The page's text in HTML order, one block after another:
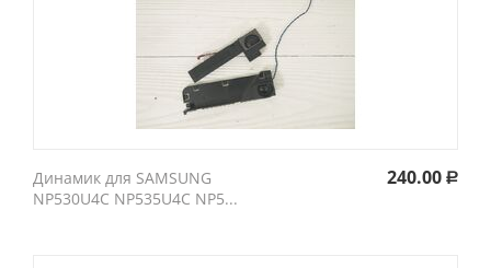
Динамик для SAMSUNG
NP530U4C NP535U4C NP5...
240.00 Р